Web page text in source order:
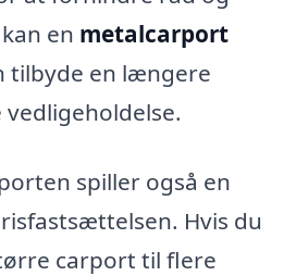
en metalcarport
tilbyde en længere
spiller også en
Hvis du
carport til flere